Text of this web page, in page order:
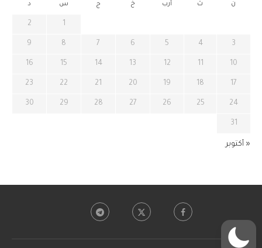
ن ث أرب خ ج س د
1
2
3
4
5
6
7
8
9
10
11
12
13
14
15
16
17
18
19
20
21
22
23
24
25
26
27
28
29
30
31
« أكتوبر